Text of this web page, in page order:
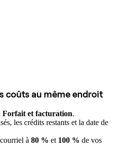
coûts au même endroit
Forfait et facturation.
les crédits restants et la date de
à 80 % et 100 % de vos